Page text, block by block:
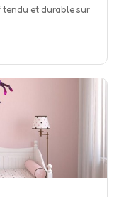
tendu et durable sur